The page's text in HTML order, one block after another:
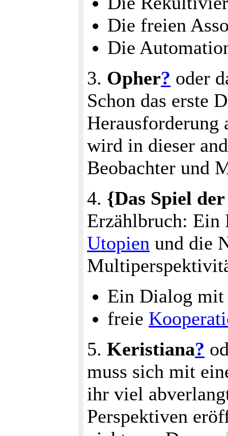
Die freien
Die
3. Opher? oder
Schon das erste
Herausforderung
wird in dieser
Beobachter und
4. {Das Spiel
Erzählbruch: Ein
Utopien und die
Ein Dialog mit
freie
5. Keristiana?
muss sich mit
ihr viel
Perspektiven